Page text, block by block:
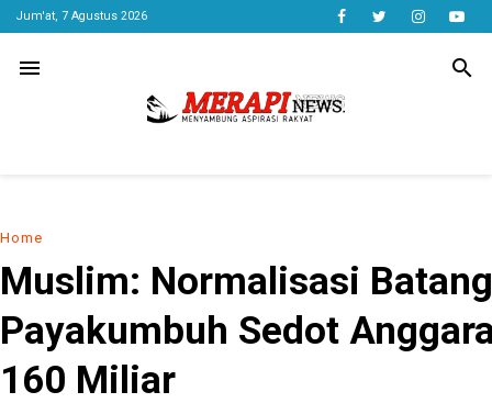
Jum'at, 7 Agustus 2026
menu search
Home
Muslim: Normalisasi
Payakumbuh Sedot
160 Miliar